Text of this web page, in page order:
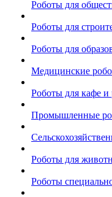
Роботы для
Роботы для
Роботы для
Медицинские
Роботы для кафе и
Промышленные
Роботы для
Роботы